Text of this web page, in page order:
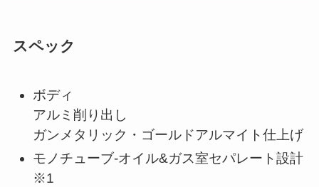
スペック
ボディ
アルミ削り出し
ガンメタリック・ゴールドアルマイト仕上げ
モノチューブ-オイル&ガス室セパレート設計
※1